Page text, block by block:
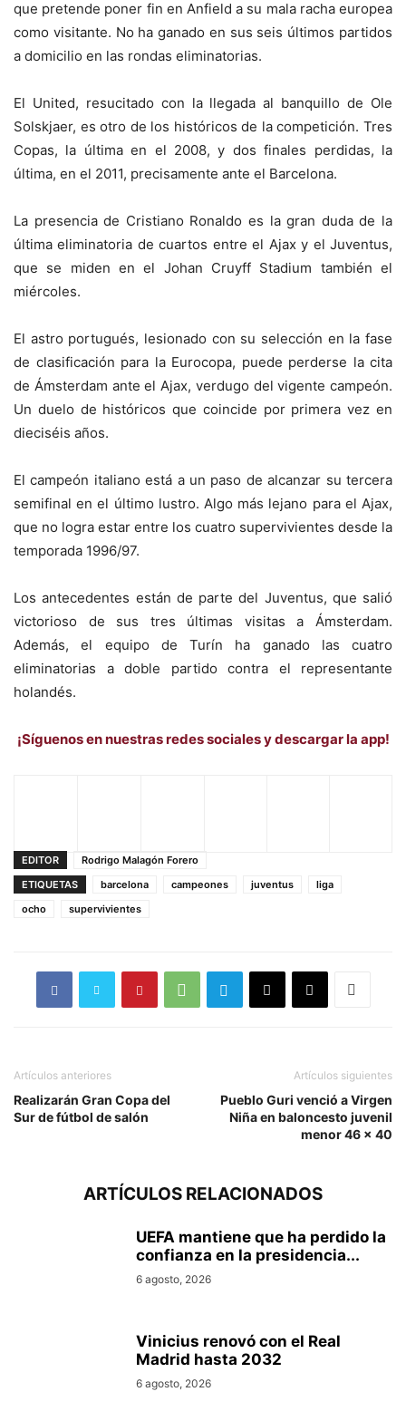
que pretende poner fin en Anfield a su mala racha europea
como visitante. No ha ganado en sus seis últimos partidos
a domicilio en las rondas eliminatorias.
El United, resucitado con la llegada al banquillo de Ole
Solskjaer, es otro de los históricos de la competición. Tres
Copas, la última en el 2008, y dos finales perdidas, la
última, en el 2011, precisamente ante el Barcelona.
La presencia de Cristiano Ronaldo es la gran duda de la
última eliminatoria de cuartos entre el Ajax y el Juventus,
que se miden en el Johan Cruyff Stadium también el
miércoles.
El astro portugués, lesionado con su selección en la fase
de clasificación para la Eurocopa, puede perderse la cita
de Ámsterdam ante el Ajax, verdugo del vigente campeón.
Un duelo de históricos que coincide por primera vez en
dieciséis años.
El campeón italiano está a un paso de alcanzar su tercera
semifinal en el último lustro. Algo más lejano para el Ajax,
que no logra estar entre los cuatro supervivientes desde la
temporada 1996/97.
Los antecedentes están de parte del Juventus, que salió
victorioso de sus tres últimas visitas a Ámsterdam.
Además, el equipo de Turín ha ganado las cuatro
eliminatorias a doble partido contra el representante
holandés.
¡Síguenos en nuestras redes sociales y descargar la app!
EDITOR
Rodrigo Malagón Forero
ETIQUETAS
barcelona campeones juventus
liga
ocho
supervivientes
Artículos anteriores
Realizarán Gran Copa del
Sur de fútbol de salón
Artículos siguientes
Pueblo Guri venció a Virgen
Niña en baloncesto juvenil
menor 46 x 40
ARTÍCULOS RELACIONADOS
UEFA mantiene que ha perdido la
confianza en la presidencia...
6 agosto, 2026
Vinicius renovó con el Real
Madrid hasta 2032
6 agosto, 2026